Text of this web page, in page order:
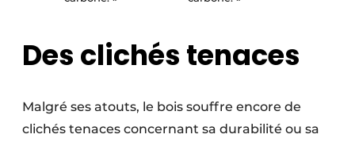
Des clichés tenaces
Malgré ses atouts, le bois souffre encore de
clichés tenaces concernant sa durabilité ou sa